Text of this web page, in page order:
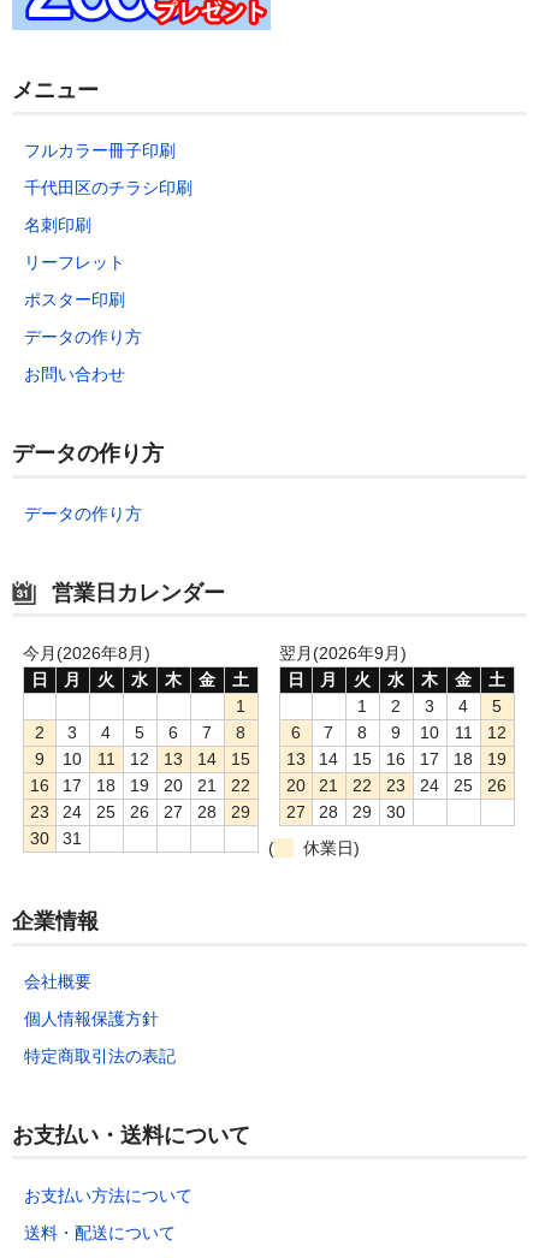
メニュー
フルカラー冊子印刷
千代田区のチラシ印刷
名刺印刷
リーフレット
ポスター印刷
データの作り方
お問い合わせ
データの作り方
データの作り方
営業日カレンダー
今月(2026年8月)
日
月 火 水 木 金
土
1
2
3 4 5 6 7
8
9
10 11 12 13 14
15
16
17 18 19 20 21
22
23
24 25 26 27 28
29
30
31
翌月(2026年9月)
日
月 火 水 木 金
土
1
2 3 4
5
6
7 8 9 10 11
12
13
14 15 16 17 18
19
20
21 22 23 24 25
26
27
28 29
30
(
休業日)
企業情報
会社概要
個人情報保護方針
特定商取引法の表記
お支払い・送料について
お支払い方法について
送料・配送について